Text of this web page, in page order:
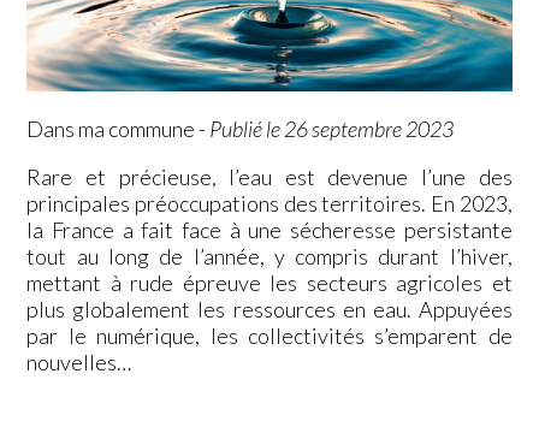
Dans ma commune - Publié le 26 septembre 2023
Rare et précieuse, l’eau est devenue l’une des
principales préoccupations des territoires. En 2023,
la France a fait face à une sécheresse persistante
tout au long de l’année, y compris durant l’hiver,
mettant à rude épreuve les secteurs agricoles et
plus globalement les ressources en eau. Appuyées
par le numérique, les collectivités s’emparent de
nouvelles…